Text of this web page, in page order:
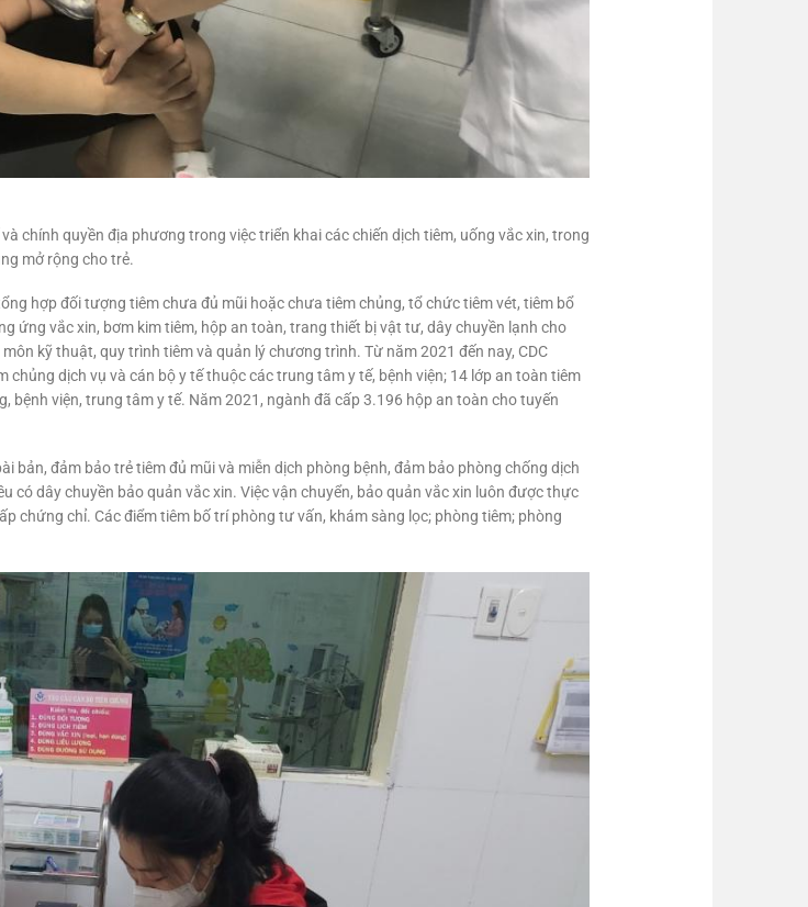
chính quyền địa phương trong việc triển khai các chiến dịch tiêm, uống vắc xin, trong
mở rộng cho trẻ.
hợp đối tượng tiêm chưa đủ mũi hoặc chưa tiêm chủng, tổ chức tiêm vét, tiêm bổ
ứng vắc xin, bơm kim tiêm, hộp an toàn, trang thiết bị vật tư, dây chuyền lạnh cho
kỹ thuật, quy trình tiêm và quản lý chương trình. Từ năm 2021 đến nay, CDC
dịch vụ và cán bộ y tế thuộc các trung tâm y tế, bệnh viện; 14 lớp an toàn tiêm
bệnh viện, trung tâm y tế. Năm 2021, ngành đã cấp 3.196 hộp an toàn cho tuyến
bản, đảm bảo trẻ tiêm đủ mũi và miễn dịch phòng bệnh, đảm bảo phòng chống dịch
có dây chuyền bảo quản vắc xin. Việc vận chuyển, bảo quản vắc xin luôn được thực
chứng chỉ. Các điểm tiêm bố trí phòng tư vấn, khám sàng lọc; phòng tiêm; phòng